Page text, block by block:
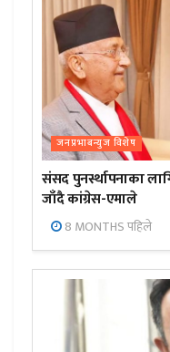
जनप्रभाबन्युज विशेष
संसद पुनर्स्थापनाका
जाँदै कांग्रेस-एमाले
8 MONTHS पहिले